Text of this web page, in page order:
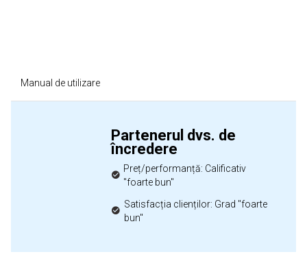
Manual de utilizare
Partenerul dvs. de
încredere
Preț/performanță: Calificativ
"foarte bun"
Satisfacția clienților: Grad "foarte
bun"